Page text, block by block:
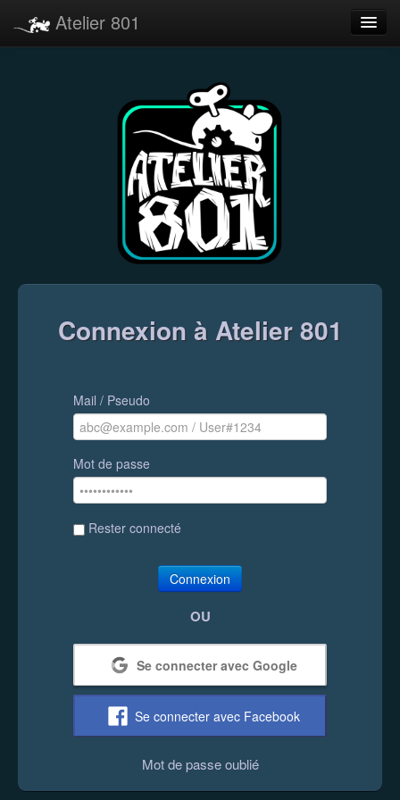
Atelier 801
Connexion à Atelier 801
Mail / Pseudo
Mot de passe
Rester connecté
Connexion
OU
Se connecter avec Google
Se connecter avec Facebook
Mot de passe oublié